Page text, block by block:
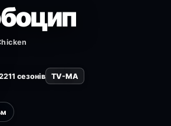
11 сезонів TV-MA